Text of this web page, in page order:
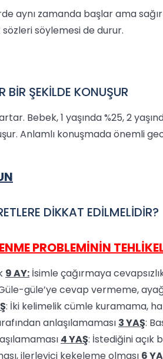
aynı zamanda başlar ama
söylemesi de durur.
ŞEKİLDE KONUŞUR
Bebek, 1 yaşında %25, 2
Anlamlı konuşmada önemli
DİKKAT EDİLMELİDİR?
PROBLEMİNİN
9 AY: İsimle çağırmaya
güle’ye cevap vermeme,
: İki kelimelik cümle kuramama,
anlaşılamaması 3 YAŞ:
4 YAŞ: İstediğini açık
ilerleyici kekeleme olması 6